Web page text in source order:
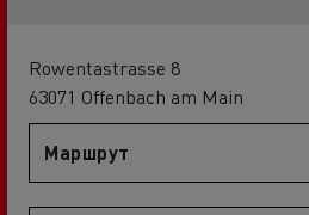
Rowentastrasse 8
63071 Offenbach am Main
Маршрут